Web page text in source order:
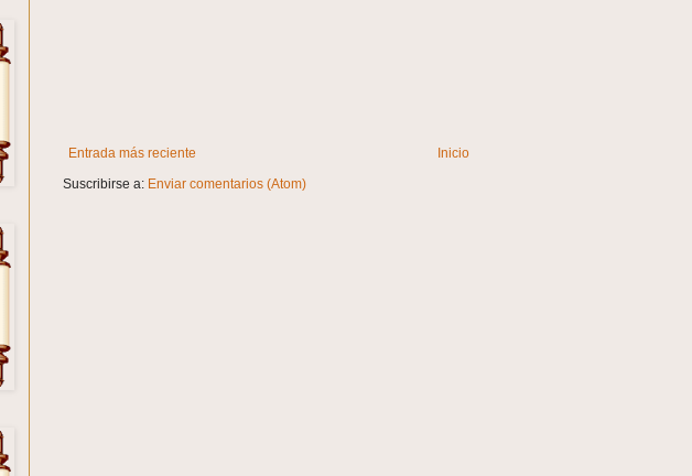
Entrada más reciente
Inicio
Suscribirse a: Enviar comentarios (Atom)